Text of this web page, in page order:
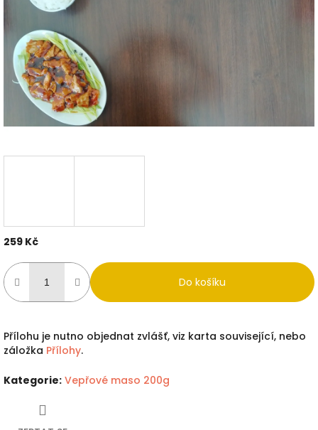
259 Kč
cena:
Do košíku
Přílohu je nutno objednat zvlášť, viz karta související, nebo
záložka Přílohy.
Kategorie: Vepřové maso 200g